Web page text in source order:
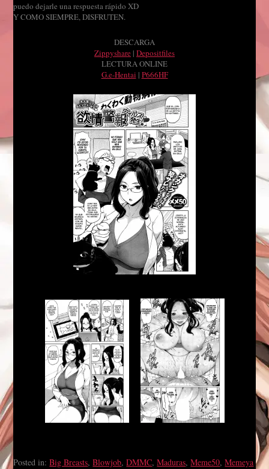
puedo dejarle una respuesta rápido XD
Y COMO SIEMPRE, DISFRUTEN.
DESCARGA
Zippyshare | Depositfiles
LECTURA ONLINE
G.e-Hentai | P666HF
Posted in:Big Breasts,Blowjob,DMMC,Maduras,Meme50,Memeya